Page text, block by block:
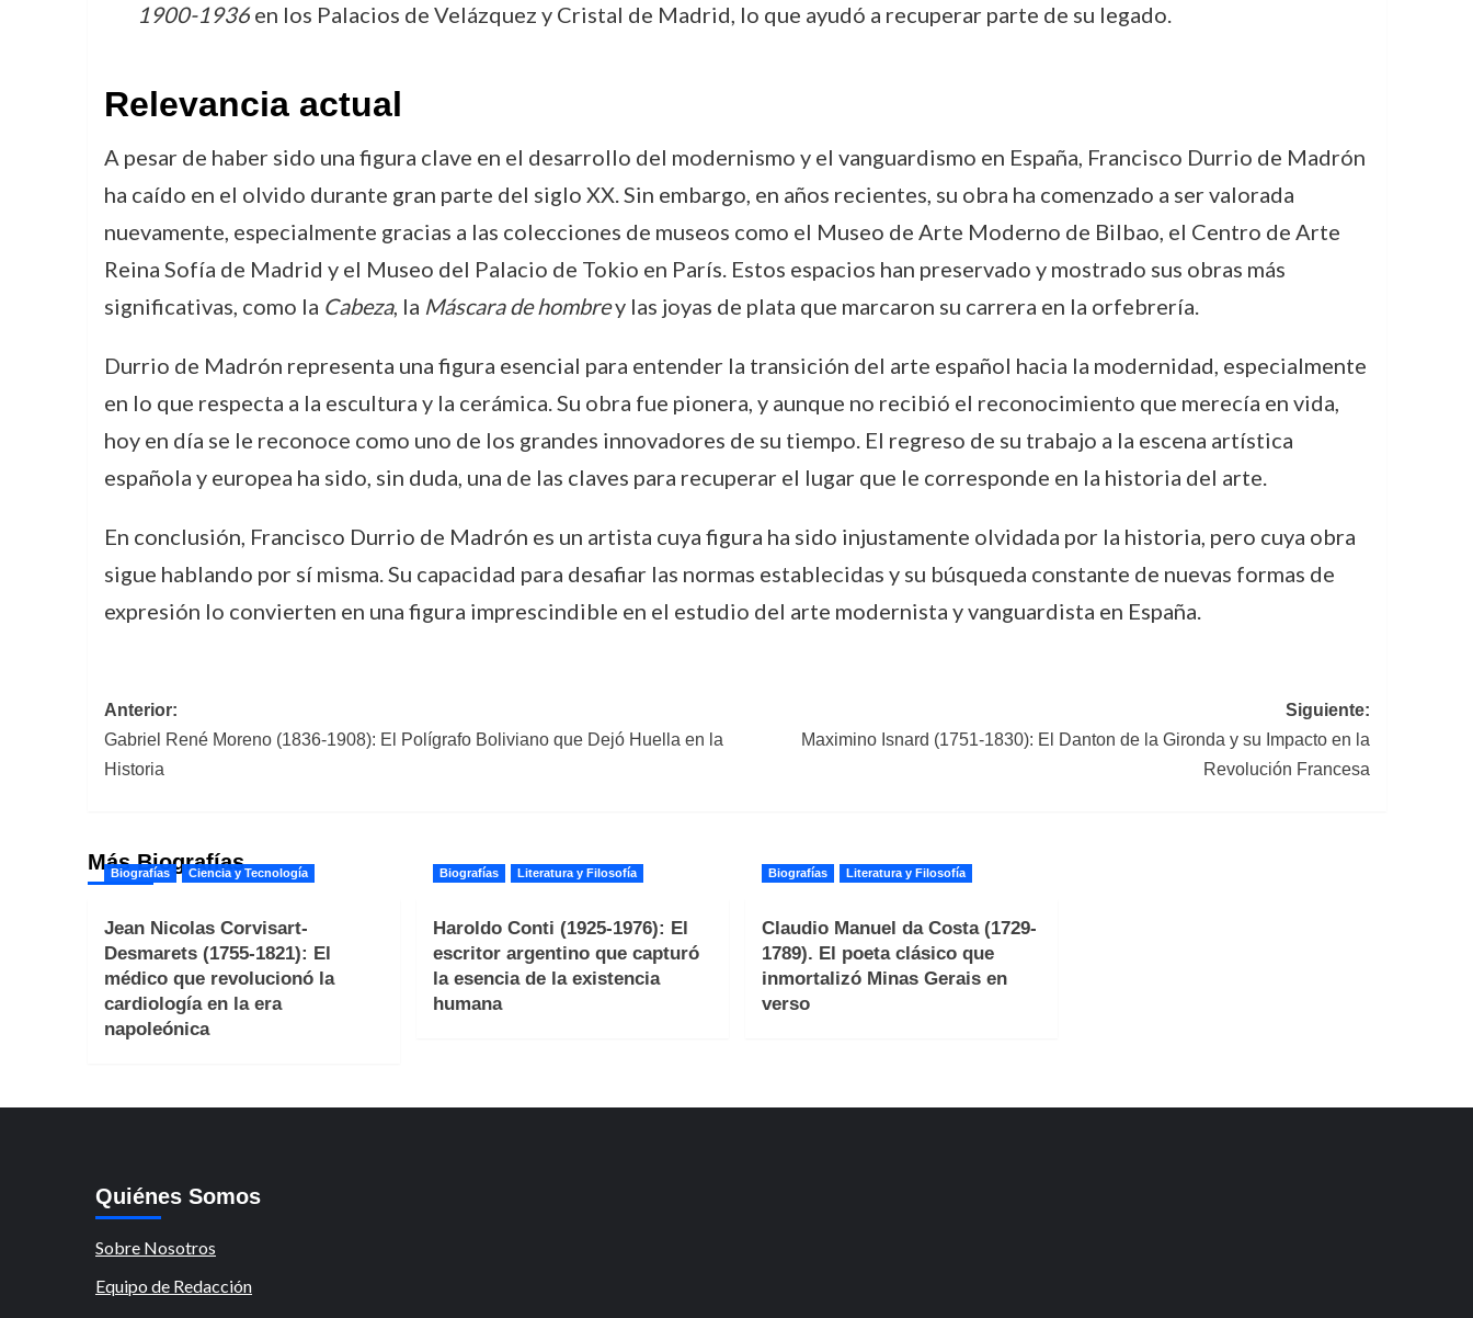
1900-1936en los Palacios de Velázquez y Cristal de Madrid, lo que ayudó a recuperar parte de su legado.
Relevancia actual
A pesar de haber sido una figura clave en el desarrollo del modernismo y el vanguardismo en España, Francisco Durrio de Madrón
ha caído en el olvido durante gran parte del siglo XX. Sin embargo, en años recientes, su obra ha comenzado a ser valorada
nuevamente, especialmente gracias a las colecciones de museos como el Museo de Arte Moderno de Bilbao, el Centro de Arte
Reina Sofía de Madrid y el Museo del Palacio de Tokio en París. Estos espacios han preservado y mostrado sus obras más
significativas, como la Cabeza, la Máscara de hombrey las joyas de plata que marcaron su carrera en la orfebrería.
Durrio de Madrón representa una figura esencial para entender la transición del arte español hacia la modernidad, especialmente
en lo que respecta a la escultura y la cerámica. Su obra fue pionera, y aunque no recibió el reconocimiento que merecía en vida,
hoy en día se le reconoce como uno de los grandes innovadores de su tiempo. El regreso de su trabajo a la escena artística
española y europea ha sido, sin duda, una de las claves para recuperar el lugar que le corresponde en la historia del arte.
En conclusión, Francisco Durrio de Madrón es un artista cuya figura ha sido injustamente olvidada por la historia, pero cuya obra
sigue hablando por sí misma. Su capacidad para desafiar las normas establecidas y su búsqueda constante de nuevas formas de
expresión lo convierten en una figura imprescindible en el estudio del arte modernista y vanguardista en España.
Navegación
de
Anterior:
Gabriel René Moreno (1836-1908): El Polígrafo Boliviano que Dejó Huella en la
Historia
Siguiente:
Maximino Isnard (1751-1830): El Danton de la Gironda y su Impacto en la
Revolución Francesa
Más Biografías
Biografías Ciencia y Tecnología
Jean Nicolas Corvisart-
Desmarets (1755-1821): El
médico que revolucionó la
cardiología en la era
napoleónica
Biografías Literatura y Filosofía
Haroldo Conti (1925-1976): El
escritor argentino que capturó
la esencia de la existencia
humana
Biografías Literatura y Filosofía
Claudio Manuel da Costa (1729-
1789). El poeta clásico que
inmortalizó Minas Gerais en
verso
Quiénes Somos
Sobre Nosotros
Equipo de Redacción